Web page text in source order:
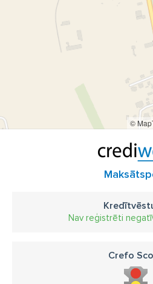
©
Nav reģistrēti
Crefo